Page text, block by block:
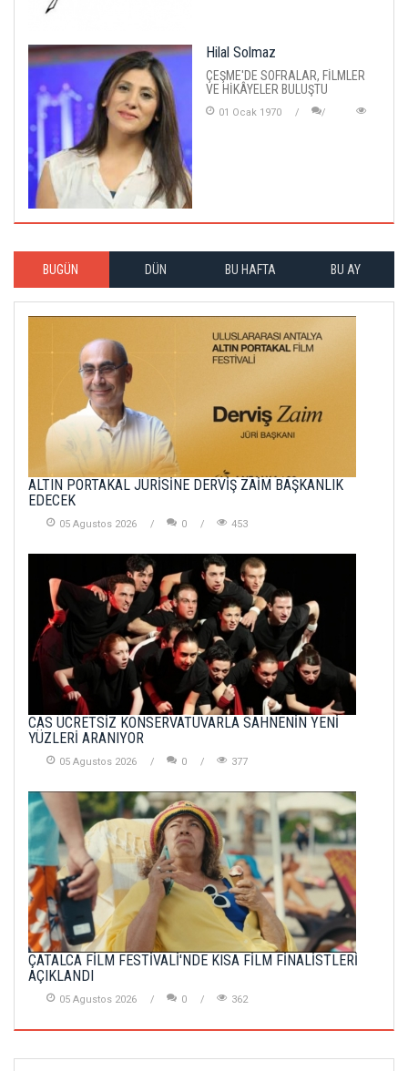
Hilal Solmaz
ÇEŞME'DE SOFRALAR, FİLMLER
VE HİKÂYELER BULUŞTU
01 Ocak 1970
BUGÜN DÜN BU HAFTA BU AY
ALTIN PORTAKAL JÜRİSİNE DERVİŞ ZAİM BAŞKANLIK
EDECEK
05 Agustos 2026 0 453
CAS ÜCRETSİZ KONSERVATUVARLA SAHNENİN YENİ
YÜZLERİ ARANIYOR
05 Agustos 2026 0 377
ÇATALCA FİLM FESTİVALİ'NDE KISA FİLM FİNALİSTLERİ
AÇIKLANDI
05 Agustos 2026 0 362